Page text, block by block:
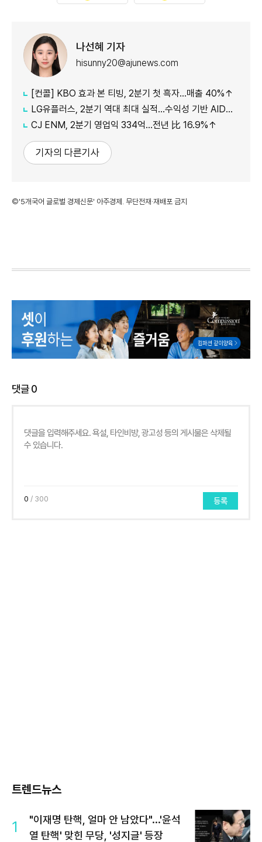
나선혜 기자
hisunny20@ajunews.com
[컨콜] KBO 효과 본 티빙, 2분기 첫 흑자…매출 40%↑
LG유플러스, 2분기 역대 최대 실적…수익성 기반 AIDC 투자 확대(종합)
CJ ENM, 2분기 영업익 334억…전년 比 16.9%↑
기자의 다른기사
©'5개국어 글로벌 경제신문' 아주경제. 무단전재·재배포 금지
댓글0
0 / 300 등록
트렌드뉴스
1
"이재명 탄핵, 얼마 안 남았다"...'윤석
열 탄핵' 맞힌 무당, '성지글' 등장